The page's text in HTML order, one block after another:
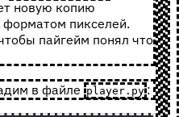
новую копию
пикселей.
пайгейм понял что
в файле player.py :